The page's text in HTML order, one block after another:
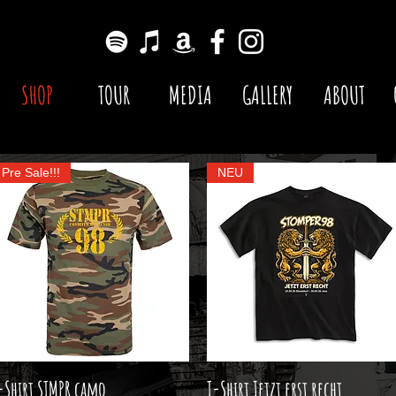
SHOP TOUR MEDIA GALLERY ABOUT
Schnellansicht
Pre Sale!!!
STMPR camo
Schnellansicht
NEU
T-Shirt Jetzt erst recht